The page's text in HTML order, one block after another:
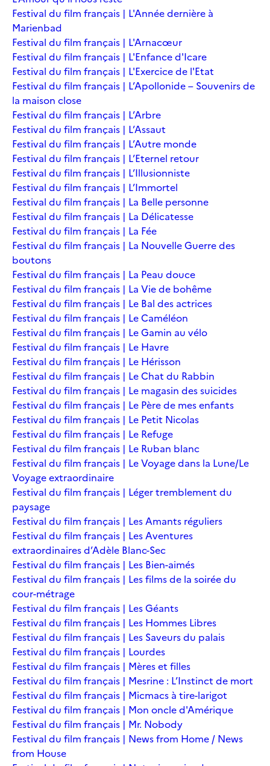
Festival du film français | L'Année dernière à
Marienbad
Festival du film français | L'Arnacœur
Festival du film français | L'Enfance d'Icare
Festival du film français | L'Exercice de l'Etat
Festival du film français | L’Apollonide – Souvenirs de
la maison close
Festival du film français | L’Arbre
Festival du film français | L’Assaut
Festival du film français | L’Autre monde
Festival du film français | L’Eternel retour
Festival du film français | L’Illusionniste
Festival du film français | L’Immortel
Festival du film français | La Belle personne
Festival du film français | La Délicatesse
Festival du film français | La Fée
Festival du film français | La Nouvelle Guerre des
boutons
Festival du film français | La Peau douce
Festival du film français | La Vie de bohême
Festival du film français | Le Bal des actrices
Festival du film français | Le Caméléon
Festival du film français | Le Gamin au vélo
Festival du film français | Le Havre
Festival du film français | Le Hérisson
Festival du film français | Le Chat du Rabbin
Festival du film français | Le magasin des suicides
Festival du film français | Le Père de mes enfants
Festival du film français | Le Petit Nicolas
Festival du film français | Le Refuge
Festival du film français | Le Ruban blanc
Festival du film français | Le Voyage dans la Lune/Le
Voyage extraordinaire
Festival du film français | Léger tremblement du
paysage
Festival du film français | Les Amants réguliers
Festival du film français | Les Aventures
extraordinaires d’Adèle Blanc-Sec
Festival du film français | Les Bien-aimés
Festival du film français | Les films de la soirée du
cour-métrage
Festival du film français | Les Géants
Festival du film français | Les Hommes Libres
Festival du film français | Les Saveurs du palais
Festival du film français | Lourdes
Festival du film français | Mères et filles
Festival du film français | Mesrine : L’Instinct de mort
Festival du film français | Micmacs à tire-larigot
Festival du film français | Mon oncle d'Amérique
Festival du film français | Mr. Nobody
Festival du film français | News from Home / News
from House